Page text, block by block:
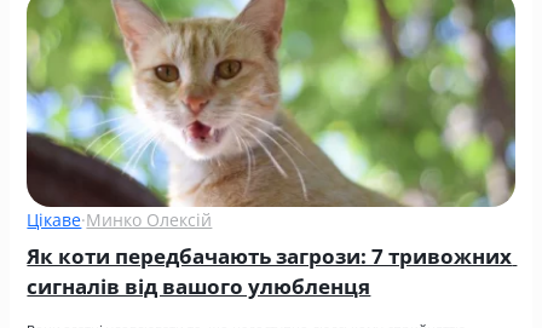
Цікаве·Минко Олексій
Як коти передбачають загрози: 7 тривожних
сигналів від вашого улюбленця